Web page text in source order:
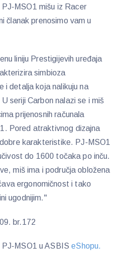
MSO1 mišu iz Racer
članak prenosimo vam u
liniju Prestigijevih uređaja
simbioza
i detalja koja nalikuju na
seriji Carbon nalazi se i miš
prijenosnih računala
Pored atraktivnog dizajna
karakteristike. PJ-MSO1
do 1600 točaka po inču.
miš ima i područja obložena
ergonomičnost i tako
ugodnijim."
br.172
PJ-MSO1 u ASBISeShopu.